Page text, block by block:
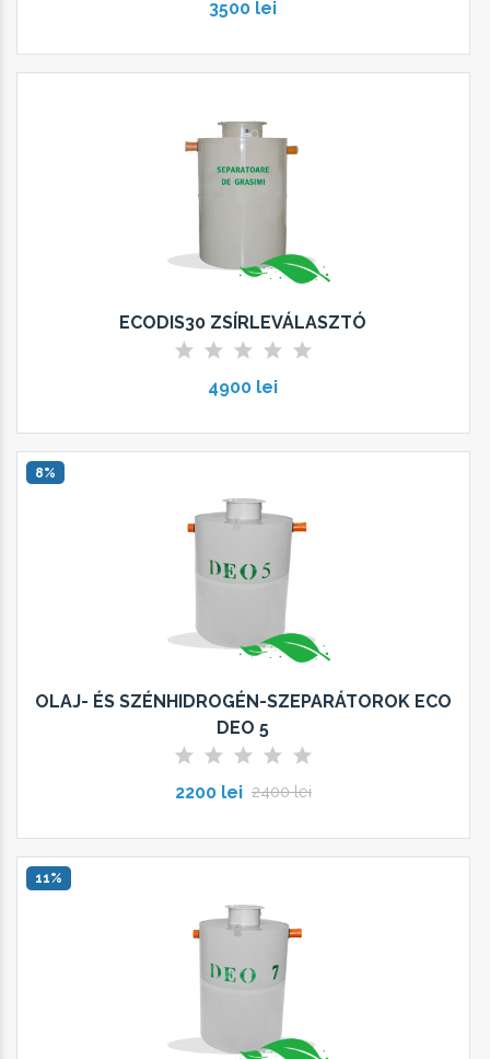
3500 lei
ECODIS30 ZSÍRLEVÁLASZTÓ
4900 lei
8%
OLAJ- ÉS SZÉNHIDROGÉN-SZEPARÁTOROK ECO
DEO 5
2400 lei
2200 lei
11%